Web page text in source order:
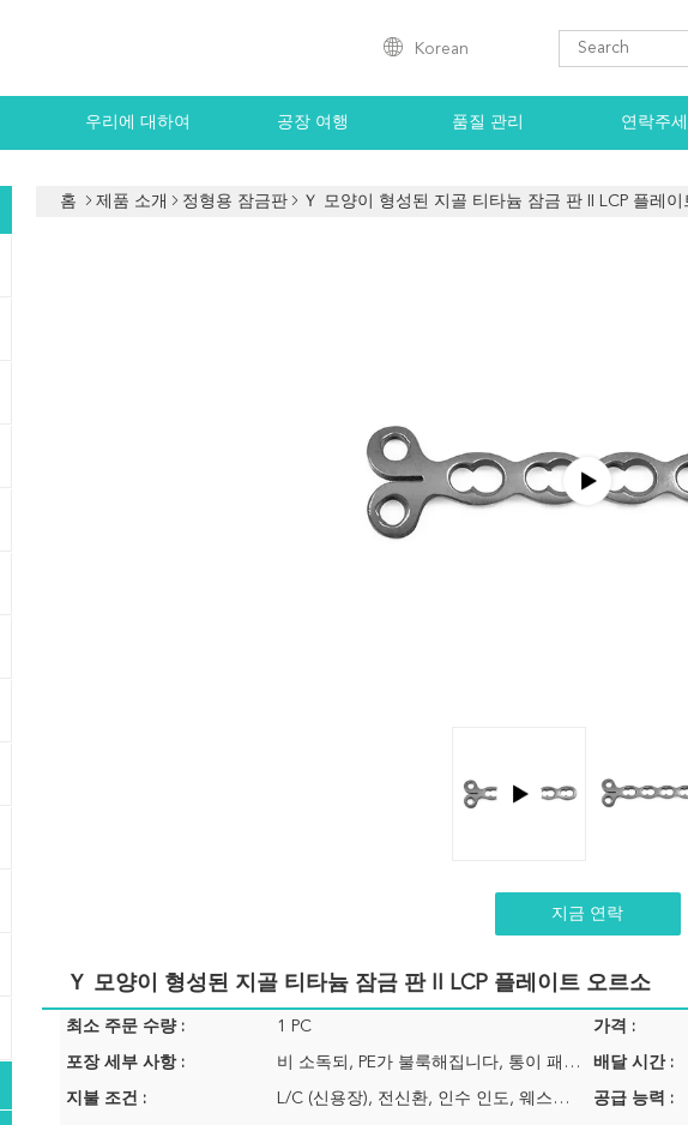
Korean
우리에 대하여 공장 여행 품질 관리 연락주
홈 제품 소개 정형용 잠금판 Ｙ 모양이 형성된 지골 티타늄 잠금 판 II LCP 플레이
지금 연락
Ｙ 모양이 형성된 지골 티타늄 잠금 판 II LCP 플레이트 오르소
최소 주문 수량 : 1 PC 가격 :
포장 세부 사항 : 비 소독되, PE가 불룩해집니다, 통이 패키징합니다 배달 시간 :
지불 조건 : L/C (신용장), 전신환, 인수 인도, 웨스턴 유니온 공급 능력 :